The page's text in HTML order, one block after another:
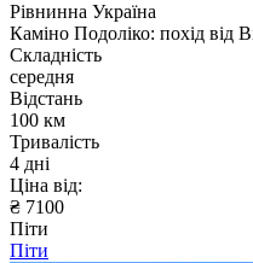
Рівнинна Україна
Каміно Подоліко: похід від
Складність
середня
Відстань
100 км
Тривалість
4 дні
Ціна від:
₴ 7100
Піти
Піти